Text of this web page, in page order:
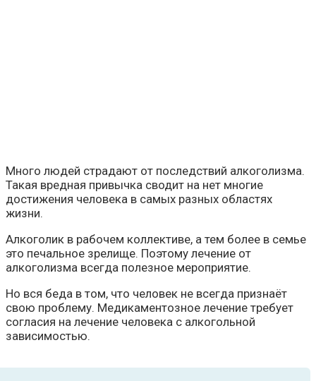
Много людей страдают от последствий алкоголизма.
Такая вредная привычка сводит на нет многие
достижения человека в самых разных областях
жизни.
Алкоголик в рабочем коллективе, а тем более в семье
это печальное зрелище. Поэтому лечение от
алкоголизма всегда полезное мероприятие.
Но вся беда в том, что человек не всегда признаёт
свою проблему. Медикаментозное лечение требует
согласия на лечение человека с алкогольной
зависимостью.